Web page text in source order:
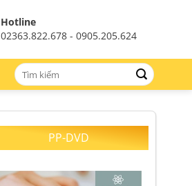
Hotline
02363.822.678 - 0905.205.624
PP-DVD